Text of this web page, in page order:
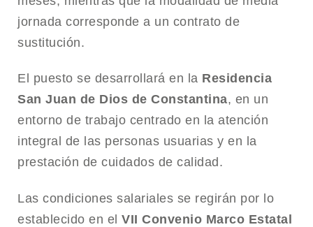
jornada corresponde a un contrato de
sustitución.
El puesto se desarrollará en la Residencia
San Juan de Dios de Constantina, en un
entorno de trabajo centrado en la atención
integral de las personas usuarias y en la
prestación de cuidados de calidad.
Las condiciones salariales se regirán por lo
establecido en el VII Convenio Marco Estatal